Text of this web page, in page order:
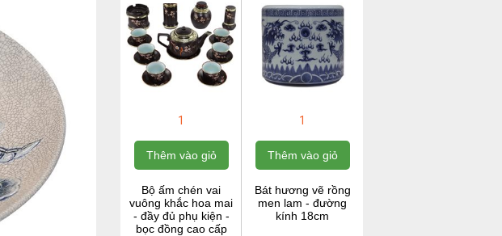
1
Thêm vào giỏ
Bộ ấm chén vai
vuông khắc hoa mai
- đầy đủ phụ kiện -
bọc đồng cao cấp
1
Thêm vào giỏ
Bát hương vẽ rồng
men lam - đường
kính 18cm